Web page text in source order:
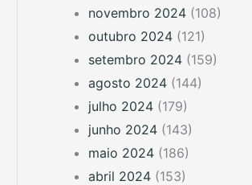
novembro 2024 (108)
outubro 2024 (121)
setembro 2024 (159)
agosto 2024 (144)
julho 2024 (179)
junho 2024 (143)
maio 2024 (186)
abril 2024 (153)